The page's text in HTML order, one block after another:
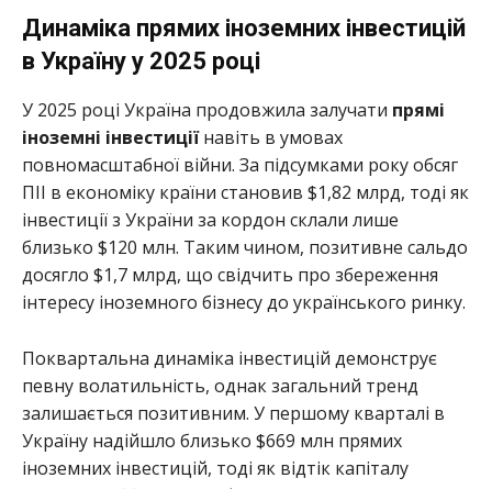
Динаміка прямих іноземних інвестицій
в Україну у 2025 році
У 2025 році Україна продовжила залучати прямі
іноземні інвестиціїнавіть в умовах
повномасштабної війни. За підсумками року обсяг
ПІІ в економіку країни становив $1,82 млрд, тоді як
інвестиції з України за кордон склали лише
близько $120 млн. Таким чином, позитивне сальдо
досягло $1,7 млрд, що свідчить про збереження
інтересу іноземного бізнесу до українського ринку.
Поквартальна динаміка інвестицій демонструє
певну волатильність, однак загальний тренд
залишається позитивним. У першому кварталі в
Україну надійшло близько $669 млн прямих
іноземних інвестицій, тоді як відтік капіталу